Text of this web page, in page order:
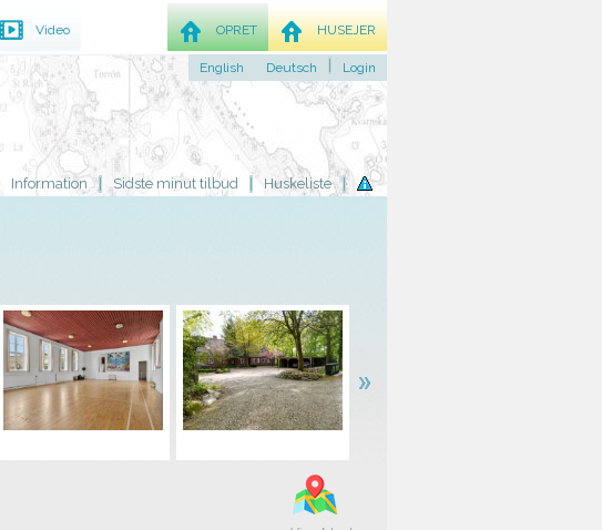
Information Sidste minut tilbud Huskeliste
Video HUSEJER
OPRET
English Deutsch Login